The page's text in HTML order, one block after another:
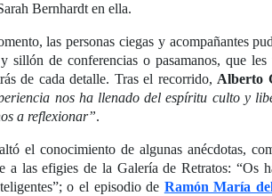
Bernhardt en ella.
las personas ciegas y acompañantes
sillón de conferencias o pasamanos, que
de cada detalle. Tras el recorrido, Alberto
nos ha llenado del espíritu culto y
a reflexionar”.
el conocimiento de algunas anécdotas,
a las efigies de la Galería de Retratos: “Os
o el episodio de Ramón María